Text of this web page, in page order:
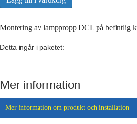
Montering av lamppropp DCL på befintlig
Detta ingår i paketet:
Mer information
Mer information om produkt och installation